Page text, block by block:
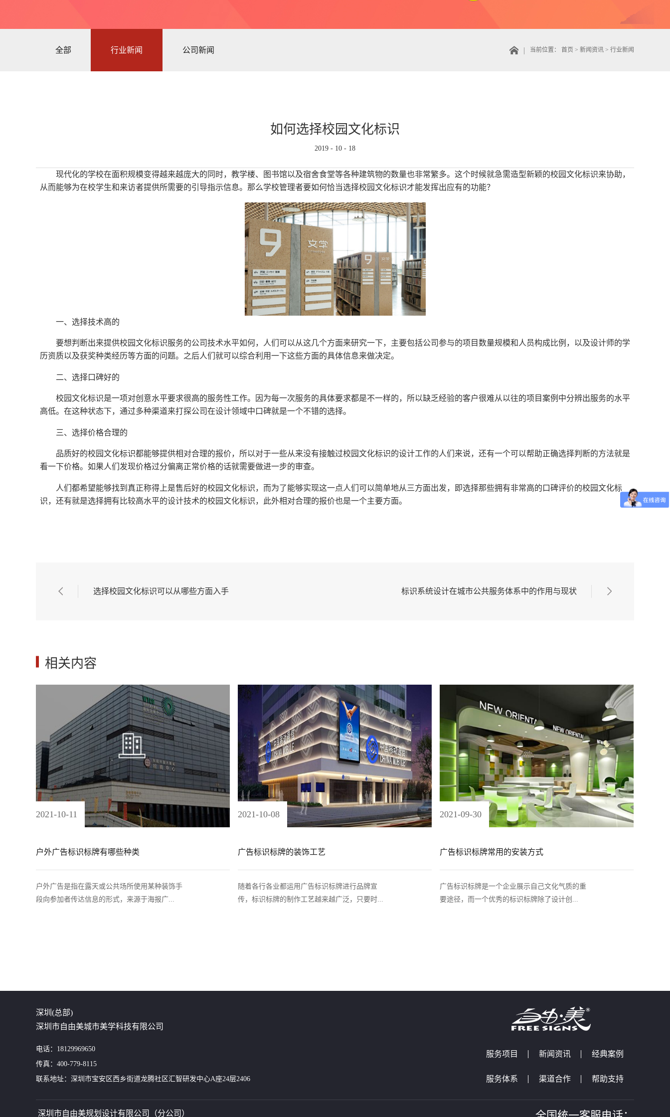
当前位置： 首页 > 新闻资讯 > 行业新闻
全部 行业新闻 公司新闻
如何选择校园文化标识
2019 - 10 - 18
现代化的学校在面积规模变得越来越庞大的同时，教学楼、图书馆以及宿舍食堂等各种建筑物的数量也非常繁多。这个时候就急需造型新颖的校园文化标识来协助，
从而能够为在校学生和来访者提供所需要的引导指示信息。那么学校管理者要如何恰当选择校园文化标识才能发挥出应有的功能？
一、选择技术高的
要想判断出来提供校园文化标识服务的公司技术水平如何，人们可以从这几个方面来研究一下，主要包括公司参与的项目数量规模和人员构成比例，以及设计师的学
历资质以及获奖种类经历等方面的问题。之后人们就可以综合利用一下这些方面的具体信息来做决定。
二、选择口碑好的
校园文化标识是一项对创意水平要求很高的服务性工作。因为每一次服务的具体要求都是不一样的，所以缺乏经验的客户很难从以往的项目案例中分辨出服务的水平
高低。在这种状态下，通过多种渠道来打探公司在设计领域中口碑就是一个不错的选择。
三、选择价格合理的
品质好的校园文化标识都能够提供相对合理的报价，所以对于一些从来没有接触过校园文化标识的设计工作的人们来说，还有一个可以帮助正确选择判断的方法就是
看一下价格。如果人们发现价格过分偏离正常价格的话就需要做进一步的审查。
人们都希望能够找到真正称得上是售后好的校园文化标识，而为了能够实现这一点人们可以简单地从三方面出发，即选择那些拥有非常高的口碑评价的校园文化标
识，还有就是选择拥有比较高水平的设计技术的校园文化标识，此外相对合理的报价也是一个主要方面。
选择校园文化标识可以从哪些方面入手 标识系统设计在城市公共服务体系中的作用与现状
相关内容
户外广告标识标牌有哪些种类
2021-10-11
户外广告是指在露天或公共场所使用某种装饰手
段向参加者传达信息的形式，来源于海报广...
广告标识标牌的装饰工艺
2021-10-08
随着各行各业都运用广告标识标牌进行品牌宣
传，标识标牌的制作工艺越来越广泛，只要时...
广告标识标牌常用的安装方式
2021-09-30
广告标识标牌是一个企业展示自己文化气质的重
要途径，而一个优秀的标识标牌除了设计创...
深圳(总部)
深圳市自由美城市美学科技有限公司
电话：18129969650
传真：400-779-8115
联系地址：深圳市宝安区西乡街道龙腾社区汇智研发中心A座24层2406
深圳市自由美规划设计有限公司（分公司）
服务项目 新闻资讯 经典案例
服务体系 渠道合作 帮助支持